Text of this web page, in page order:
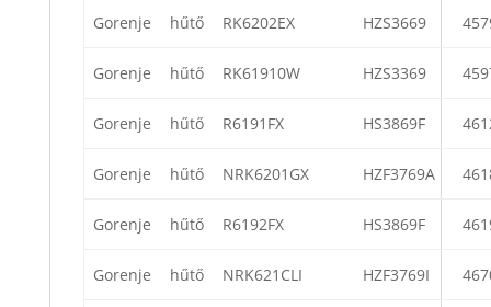
Gorenje hűtő RK6202EX HZS3669
Gorenje hűtő RK61910W HZS3369
Gorenje hűtő R6191FX HS3869F
Gorenje hűtő NRK6201GX HZF3769A
Gorenje hűtő R6192FX HS3869F
Gorenje hűtő NRK621CLI HZF3769I